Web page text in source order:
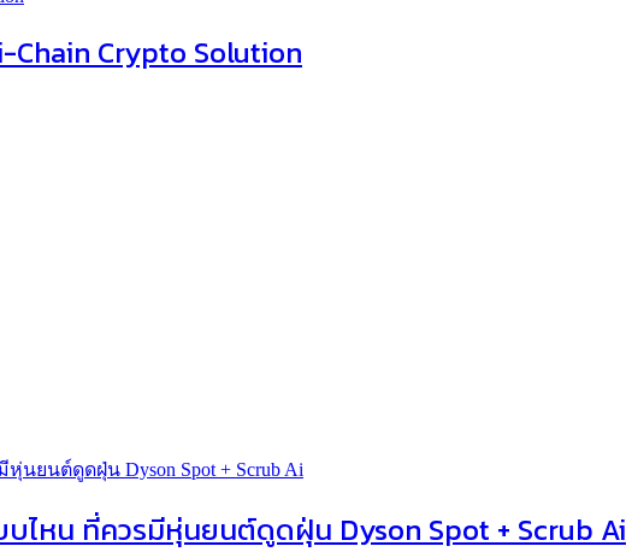
Chain Crypto Solution
ไหน ที่ควรมีหุ่นยนต์ดูดฝุ่น Dyson Spot + Scrub Ai